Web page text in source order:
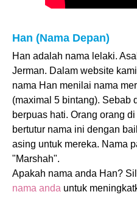
Han (Nama Depan)
Han adalah nama lelaki.
Jerman. Dalam website
nama Han menilai nama
(maximal 5 bintang). Sebab
berpuas hati. Orang orang
bertutur nama ini dengan
asing untuk mereka. Nama
"Marshah".
Apakah nama anda Han?
nama anda untuk